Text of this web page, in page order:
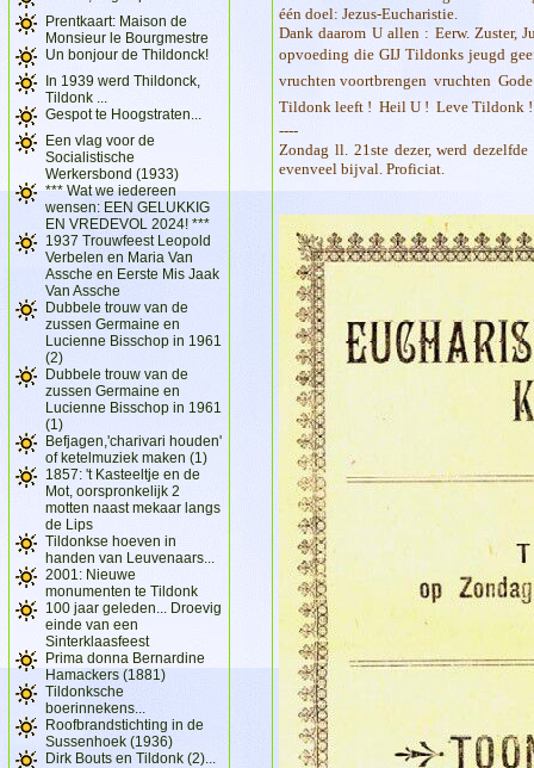
Prentkaart: Maison de
Monsieur le Bourgmestre
Un bonjour de Thildonck!
In 1939 werd Thildonck,
Tildonk ...
Gespot te Hoogstraten...
Een vlag voor de
Socialistische
Werkersbond (1933)
*** Wat we iedereen
wensen: EEN GELUKKIG
EN VREDEVOL 2024! ***
1937 Trouwfeest Leopold
Verbelen en Maria Van
Assche en Eerste Mis Jaak
Van Assche
Dubbele trouw van de
zussen Germaine en
Lucienne Bisschop in 1961
(2)
Dubbele trouw van de
zussen Germaine en
Lucienne Bisschop in 1961
(1)
Befjagen,'charivari houden'
of ketelmuziek maken (1)
1857: 't Kasteeltje en de
Mot, oorspronkelijk 2
motten naast mekaar langs
de Lips
Tildonkse hoeven in
handen van Leuvenaars...
2001: Nieuwe
monumenten te Tildonk
100 jaar geleden... Droevig
einde van een
Sinterklaasfeest
Prima donna Bernardine
Hamackers (1881)
Tildonksche
boerinnekens...
Roofbrandstichting in de
Sussenhoek (1936)
Dirk Bouts en Tildonk (2)...
één doel: Jezus-Eucharistie.
Dank daarom U allen : Eerw. Zuster,
opvoeding die GIJ Tildonks jeugd
vruchten voortbrengen  vruchten 
Tildonk leeft !  Heil U !  Leve Tildonk !
----
Zondag ll. 21ste dezer, werd
evenveel bijval. Proficiat.